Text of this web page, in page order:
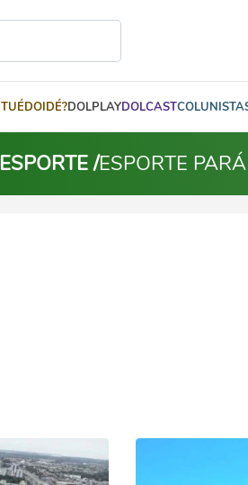
TUÉDOIDÉ?DOLPLAYDOLCAST
ESPORTE /ESPORTE PARÁ